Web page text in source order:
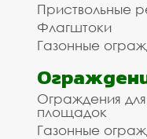
Приствольные
Флагштоки
Газонные
Ограждения
площадок
Газонные